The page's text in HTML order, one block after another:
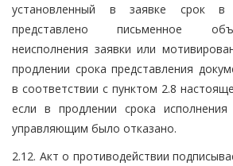
установленный в заявке срок
представлено письменное
неисполнения заявки или
продлении срока представления
в соответствии с пунктом 2.8
если в продлении срока исполнения
управляющим было отказано.
2.12. Акт о противодействии